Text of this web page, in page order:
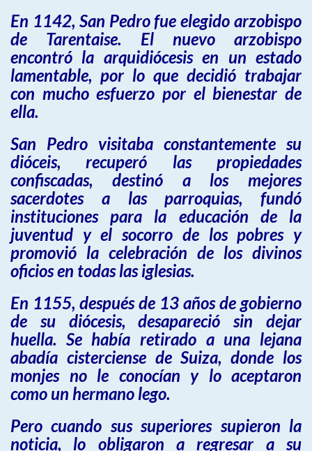
En 1142, San Pedro fue elegido arzobispo
de Tarentaise. El nuevo arzobispo
encontró la arquidiócesis en un estado
lamentable, por lo que decidió trabajar
con mucho esfuerzo por el bienestar de
ella.
San Pedro visitaba constantemente su
dióceis, recuperó las propiedades
confiscadas, destinó a los mejores
sacerdotes a las parroquias, fundó
instituciones para la educación de la
juventud y el socorro de los pobres y
promovió la celebración de los divinos
oficios en todas las iglesias.
En 1155, después de 13 años de gobierno
de su diócesis, desapareció sin dejar
huella. Se había retirado a una lejana
abadía cisterciense de Suiza, donde los
monjes no le conocían y lo aceptaron
como un hermano lego.
Pero cuando sus superiores supieron la
noticia, lo obligaron a regresar a su